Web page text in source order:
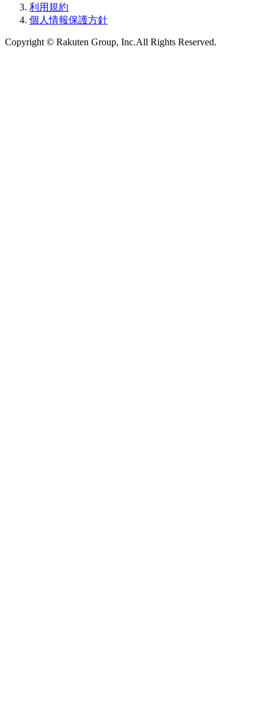
利用規約
個人情報保護方針
Copyright © Rakuten Group, Inc.All Rights Reserved.